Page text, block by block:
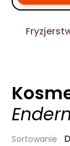
Sortowanie